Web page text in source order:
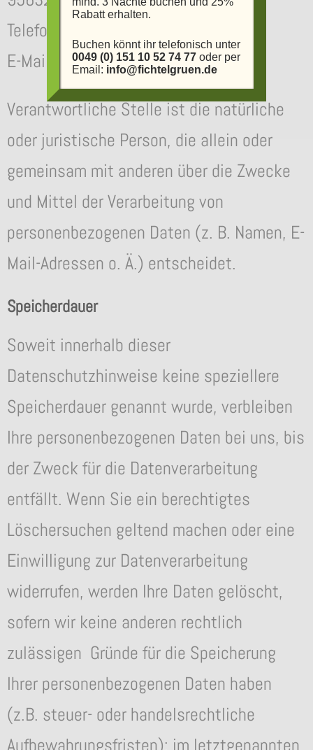
Telefon: 0049 (0) 9232 700571
E-Mail: info@fichtelgruen.de
Verantwortliche Stelle ist die natürliche
oder juristische Person, die allein oder
gemeinsam mit anderen über die Zwecke
und Mittel der Verarbeitung von
personenbezogenen Daten (z. B. Namen, E-
Mail-Adressen o. Ä.) entscheidet.
Speicherdauer
Soweit innerhalb dieser
Datenschutzhinweise keine speziellere
Speicherdauer genannt wurde, verbleiben
Ihre personenbezogenen Daten bei uns, bis
der Zweck für die Datenverarbeitung
entfällt. Wenn Sie ein berechtigtes
Löschersuchen geltend machen oder eine
Einwilligung zur Datenverarbeitung
widerrufen, werden Ihre Daten gelöscht,
sofern wir keine anderen rechtlich
zulässigen Gründe für die Speicherung
Ihrer personenbezogenen Daten haben
(z.B. steuer- oder handelsrechtliche
Aufbewahrungsfristen); im letztgenannten
Rabatt erhalten.
Buchen könnt ihr telefonisch unter
0049 (0) 151 10 52 74 77 oder per
Email: info@fichtelgruen.de